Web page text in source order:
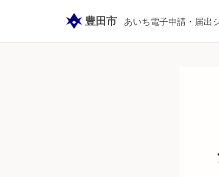
豊田市 あいち電子申請・届出